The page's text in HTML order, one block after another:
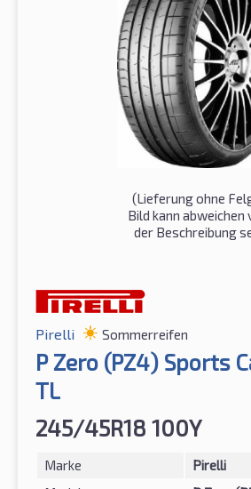
(Lieferung ohne
Bild kann abweichen
der Beschreibung
Pirelli Sommerreifen
P Zero (PZ4) Sports
TL
245/45R18 100Y
Marke
Pirelli